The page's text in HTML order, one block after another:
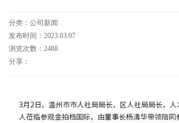
分类：公司新闻
发布时间：2023.03.07
浏览次数：2488
分享：